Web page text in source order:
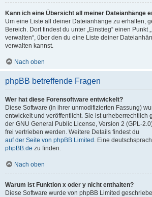
Kann ich eine Übersicht all meiner Dateianhänge
Um eine Liste all deiner Dateianhänge zu erhalten,
Bereich. Dort findest du unter „Einstieg“ einen Punkt
verwalten“, über den du eine Liste deiner
verwalten kannst.
Nach oben
phpBB betreffende Fragen
Wer hat diese Forensoftware entwickelt?
Diese Software (in ihrer unmodifizierten Fassung)
entwickelt und veröffentlicht. Sie ist urheberrechtlich
der GNU General Public License, Version 2 (GPL-
frei vertrieben werden. Weitere Details findest du
auf der Seite von phpBB Limited . Eine
phpBB.de zu finden.
Nach oben
Warum ist Funktion x oder y nicht enthalten?
Diese Software wurde von phpBB Limited